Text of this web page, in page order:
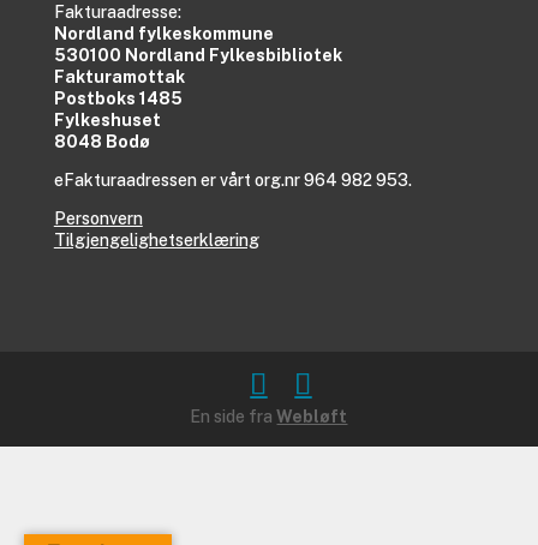
Fakturaadresse:
Nordland fylkeskommune
530100 Nordland Fylkesbibliotek
Fakturamottak
Postboks 1485
Fylkeshuset
8048 Bodø
eFakturaadressen er vårt org.nr 964 982 953.
Personvern
Tilgjengelighetserklæring
En side fraWebløft